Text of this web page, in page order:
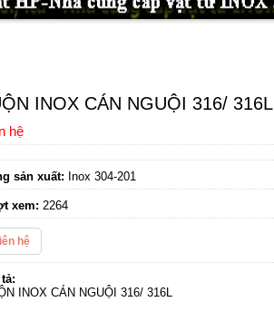
INOX CÁN NGUỘI 316/ 316L
hệ
sản xuất: Inox 304-201
xem: 2264
hệ
INOX CÁN NGUỘI 316/ 316L